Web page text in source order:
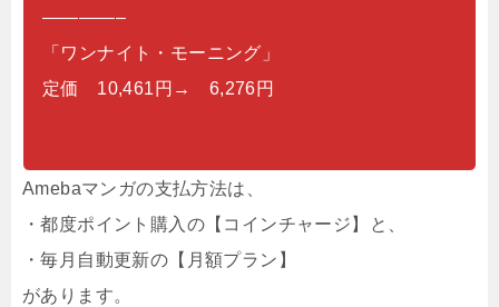
————–
「ワンナイト・モーニング」
定価 10,461円→ 6,276円
Amebaマンガの支払方法は、
・都度ポイント購入の【コインチャージ】と、
・毎月自動更新の【月額プラン】
があります。